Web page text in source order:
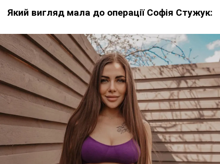
Який вигляд мала до операції Софія Стужук: